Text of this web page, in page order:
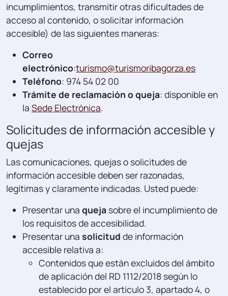
incumplimientos, transmitir otras dificultades de
acceso al contenido, o solicitar información
accesible) de las siguientes maneras:
Correo
electrónico:turismo@turismoribagorza.es
Teléfono: 974 54 02 00
Trámite de reclamación o queja: disponible en
la Sede Electrónica.
Solicitudes de información accesible y
quejas
Las comunicaciones, quejas o solicitudes de
información accesible deben ser razonadas,
legítimas y claramente indicadas. Usted puede:
Presentar una queja sobre el incumplimiento de
los requisitos de accesibilidad.
Presentar una solicitud de información
accesible relativa a:
Contenidos que están excluidos del ámbito
de aplicación del RD 1112/2018 según lo
establecido por el artículo 3, apartado 4, o